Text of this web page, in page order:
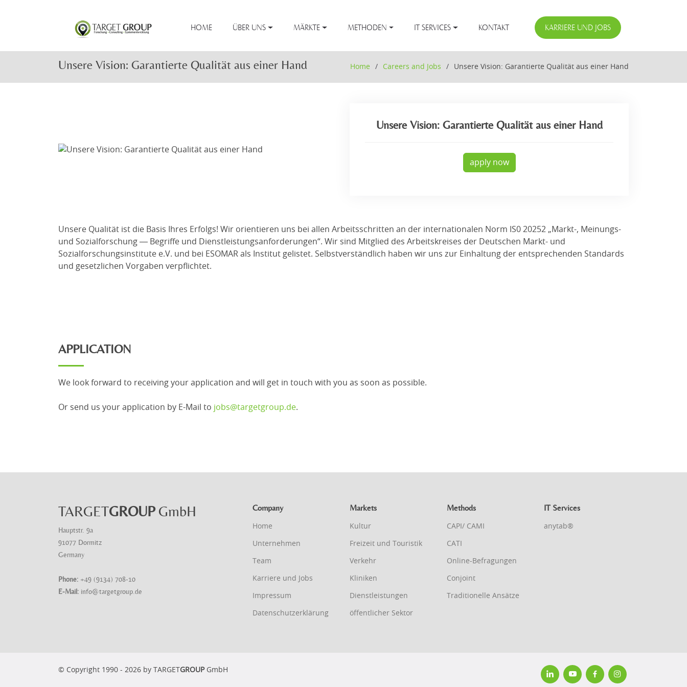
HOME ÜBER UNS MÄRKTE METHODEN IT SERVICES KONTAKT KARRIERE UND JOBS
Unsere Vision: Garantierte Qualität aus einer Hand Home Careers and Jobs Unsere Vision: Garantierte Qualität aus einer Hand
Unsere Vision: Garantierte Qualität aus einer Hand
apply now
Unsere Qualität ist die Basis Ihres Erfolgs! Wir orientieren uns bei allen Arbeitsschritten an der internationalen Norm IS0 20252 „Markt-, Meinungs-
und Sozialforschung ― Begriffe und Dienstleistungsanforderungen“. Wir sind Mitglied des Arbeitskreises der Deutschen Markt- und
Sozialforschungsinstitute e.V. und bei ESOMAR als Institut gelistet. Selbstverständlich haben wir uns zur Einhaltung der entsprechenden Standards
und gesetzlichen Vorgaben verpflichtet.
APPLICATION
We look forward to receiving your application and will get in touch with you as soon as possible.
Or send us your application by E-Mail to jobs@targetgroup.de.
TARGETGROUPGmbH
Hauptstr. 9a
91077 Dormitz
Germany
Phone: +49 (9134) 708-10
E-Mail: info@targetgroup.de
Company
Home
Unternehmen
Team
Karriere und Jobs
Impressum
Datenschutzerklärung
Markets
Kultur
Freizeit und Touristik
Verkehr
Kliniken
Dienstleistungen
öffentlicher Sektor
Methods
CAPI/ CAMI
CATI
Online-Befragungen
Conjoint
Traditionelle Ansätze
IT Services
anytab®
© Copyright 1990 - 2026 by TARGET GROUPGmbH